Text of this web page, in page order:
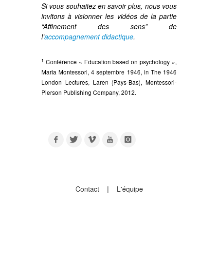
Si vous souhaitez en savoir plus, nous vous
invitons à visionner les vidéos de la partie
“Affinement des sens” de
l’accompagnement didactique.
1 Conférence « Education based on psychology »,
Maria Montessori, 4 septembre 1946, in The 1946
London Lectures, Laren (Pays-Bas), Montessori-
Pierson Publishing Company, 2012.
Contact | L'équipe